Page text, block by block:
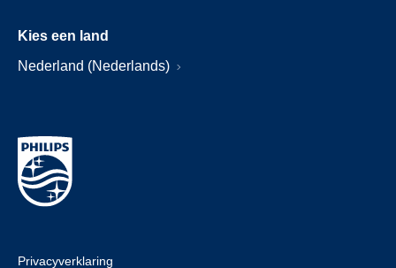
Kies een land
Nederland (Nederlands)
Privacyverklaring